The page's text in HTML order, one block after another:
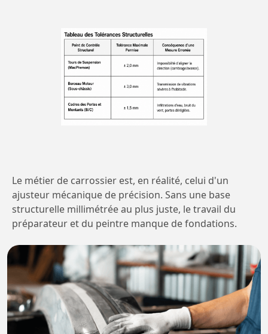
Le métier de carrossier est, en réalité, celui d'un
ajusteur mécanique de précision. Sans une base
structurelle millimétrée au plus juste, le travail du
préparateur et du peintre manque de fondations.